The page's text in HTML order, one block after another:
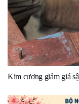
Kim cương giảm giá